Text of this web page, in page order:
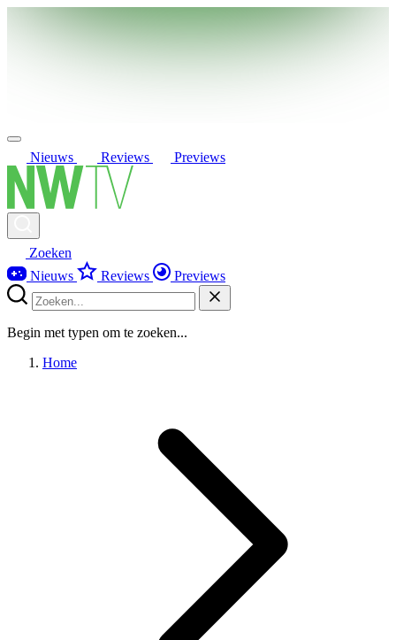
Nieuws Reviews Previews
Zoeken
Nieuws
Reviews Previews
Begin met typen om te zoeken...
Home